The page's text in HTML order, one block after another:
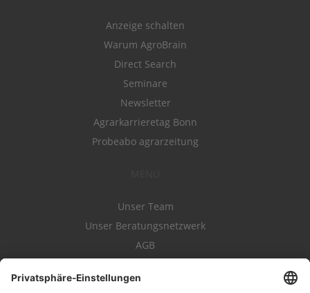
Anzeige schalten
Warum AgroBrain
Direct Search
Seminare
Newsletter
Agrarkarrieretag Bonn
Probeabo agrarzeitung
Unser Team
Unser Beratungsnetzwerk
AGB
Datenschutz